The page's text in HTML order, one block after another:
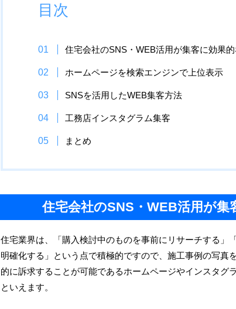
目次
住宅会社のSNS・WEB活用が集客に効果
ホームページを検索エンジンで上位表示
SNSを活用したWEB集客方法
工務店インスタグラム集客
まとめ
住宅会社のSNS・WEB活用が集
住宅業界は、「購入検討中のものを事前にリサーチする」
明確化する」という点で積極的ですので、施工事例の写真
的に訴求することが可能であるホームページやインスタグ
といえます。